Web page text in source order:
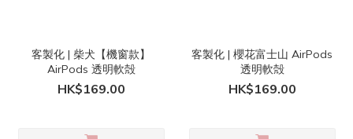
客製化 | 柴犬【機窗款】
AirPods 透明軟殻
HK$169.00
客製化 | 櫻花富士山 AirPods
透明軟殻
HK$169.00